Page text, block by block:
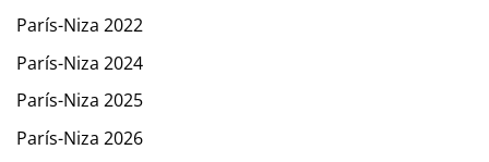
París-Niza 2022
París-Niza 2024
París-Niza 2025
París-Niza 2026